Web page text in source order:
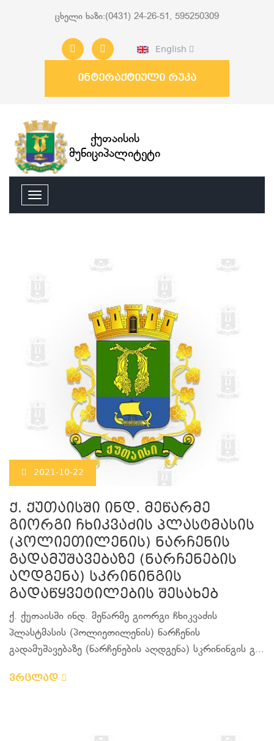
ცხელი ხაზი:(0431) 24-26-51, 595250309
English
ინტერაქტიული რუკა
ქუთაისის
მუნიციპალიტეტი
2021-10-22
ქ. ქუთაისში ინდ. მეწარმე
გიორგი ჩხიკვაძის პლასტმასის
(პოლიეთილენის) ნარჩენის
გადამუშავებაზე (ნარჩენების
აღდგენა) სკრინინგის
გადაწყვეტილების შესახებ
ქ. ქუთაისში ინდ. მეწარმე გიორგი ჩხიკვაძის
პლასტმასის (პოლიეთილენის) ნარჩენის
გადამუშავებაზე (ნარჩენების აღდგენა) სკრინინგის გ...
ვრცლად